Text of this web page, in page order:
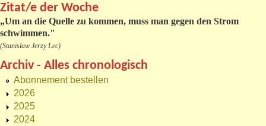
Zitat/e der Woche
„Um an die Quelle zu kommen, muss man gegen den Strom
schwimmen."
(Stanislaw Jerzy Lec)
Archiv - Alles chronologisch
Abonnement bestellen
2026
2025
2024